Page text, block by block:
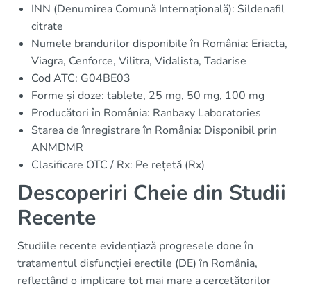
INN (Denumirea Comună Internațională): Sildenafil
citrate
Numele brandurilor disponibile în România: Eriacta,
Viagra, Cenforce, Vilitra, Vidalista, Tadarise
Cod ATC: G04BE03
Forme și doze: tablete, 25 mg, 50 mg, 100 mg
Producători în România: Ranbaxy Laboratories
Starea de înregistrare în România: Disponibil prin
ANMDMR
Clasificare OTC / Rx: Pe rețetă (Rx)
Descoperiri Cheie din Studii
Recente
Studiile recente evidențiază progresele done în
tratamentul disfuncției erectile (DE) în România,
reflectând o implicare tot mai mare a cercetătorilor